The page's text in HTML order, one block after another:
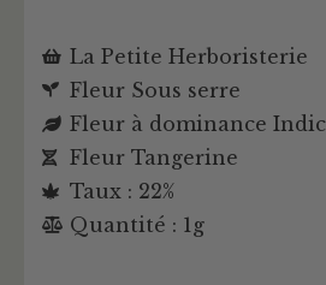
La Petite Herboristerie
Fleur Sous serre
Fleur à dominance
Fleur Tangerine
Taux : 22%
Quantité : 1g